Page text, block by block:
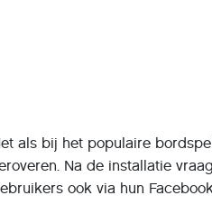
als bij het populaire
Na de installatie
ook via hun